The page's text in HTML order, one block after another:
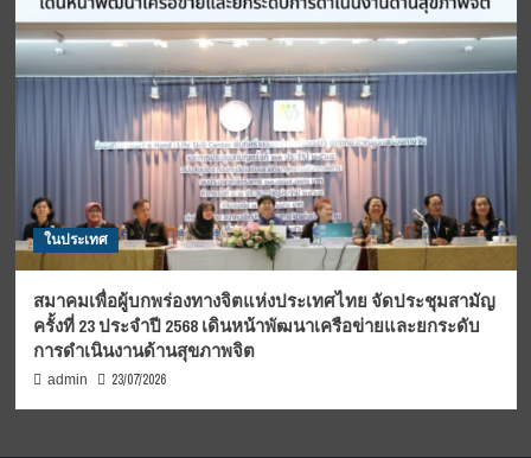
ในประเทศ
สมาคมเพื่อผู้บกพร่องทางจิตแห่งประเทศไทย จัดประชุมสามัญ
ครั้งที่ 23 ประจำปี 2568 เดินหน้าพัฒนาเครือข่ายและยกระดับ
การดำเนินงานด้านสุขภาพจิต
admin 23/07/2026